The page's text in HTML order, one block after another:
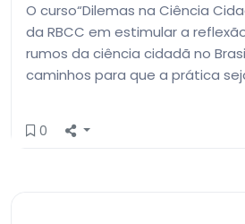
O curso“Dilemas na Ciência
da RBCC em estimular a
rumos da ciência cidadã no
caminhos para que a prática
0